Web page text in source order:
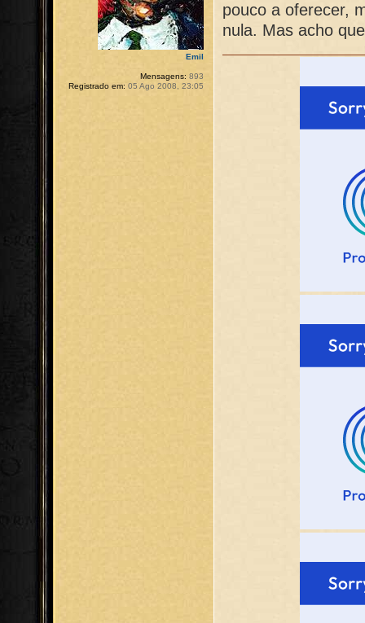
pouco a oferecer,
nula. Mas acho
Emil
Mensagens: 893
Registrado em: 05 Ago 2008, 23:05